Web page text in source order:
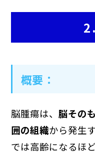
概要 ：
脳腫瘍は、 脳その
囲の組織から発生
では高齢になるほ